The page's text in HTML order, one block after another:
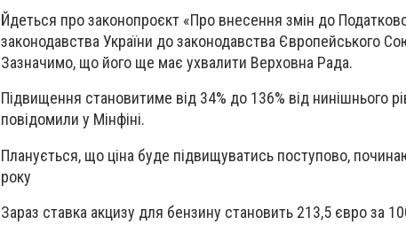
Йдеться про законопроєкт «Про внесення змін до
законодавства України до законодавства Європейського
Зазначимо, що його ще має ухвалити Верховна Рада.
Підвищення становитиме від 34% до 136% від нинішнього
повідомили у Мінфіні.
Планується, що ціна буде підвищуватись поступово,
року
Зараз ставка акцизу для бензину становить 213,5 євро за